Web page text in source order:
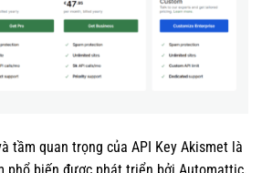
tầm quan trọng của API Key Akismet là